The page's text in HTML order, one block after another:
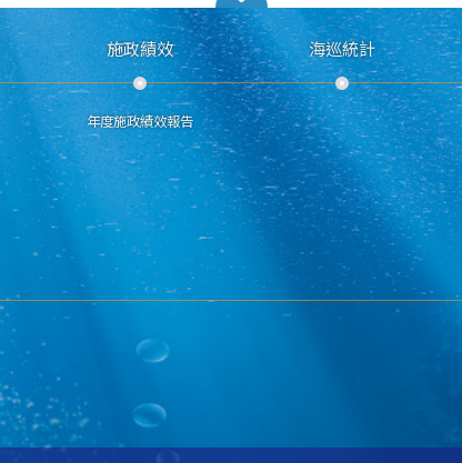
施政績效
年度施政績效報告
海巡統計